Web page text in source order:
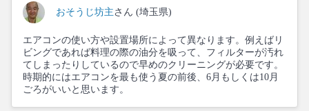
おそうじ坊主 さん (埼玉県)
エアコンの使い方や設置場所によって異なります。例えばリ
ビングであれば料理の際の油分を吸って、フィルターが汚れ
てしまったりしているので早めのクリーニングが必要です。
時期的にはエアコンを最も使う夏の前後、6月もしくは10月
ごろがいいと思います。